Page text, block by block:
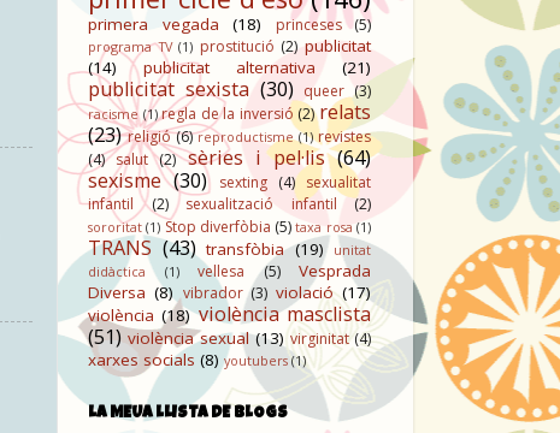
primera vegada (18) princeses (5)
programa TV (1) prostitució (2) publicitat
(14)
publicitat alternativa (21)
publicitat sexista (30) queer (3)
racisme (1) regla de la inversió (2) relats
(23) religió (6) reproductisme (1) revistes
(4) salut (2) sèries i pel·lis (64)
sexisme (30) sexting (4) sexualitat
infantil
(2) sexualització infantil (2)
sororitat (1) Stop diverfòbia (5) taxa rosa (1)
TRANS (43) transfòbia (19)
unitat
didàctica
(1) vellesa (5)
Vesprada
Diversa (8) vibrador (3) violació (17)
violència (18) violència masclista
(51) violència sexual (13) virginitat (4)
xarxes socials (8) youtubers (1)
LA MEUA LLISTA DE BLOGS